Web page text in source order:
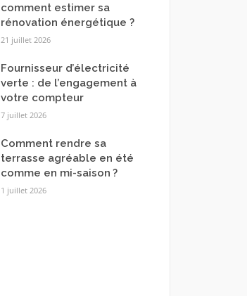
comment estimer sa
rénovation énergétique ?
21 juillet 2026
Fournisseur d’électricité
verte : de l’engagement à
votre compteur
7 juillet 2026
Comment rendre sa
terrasse agréable en été
comme en mi-saison ?
1 juillet 2026